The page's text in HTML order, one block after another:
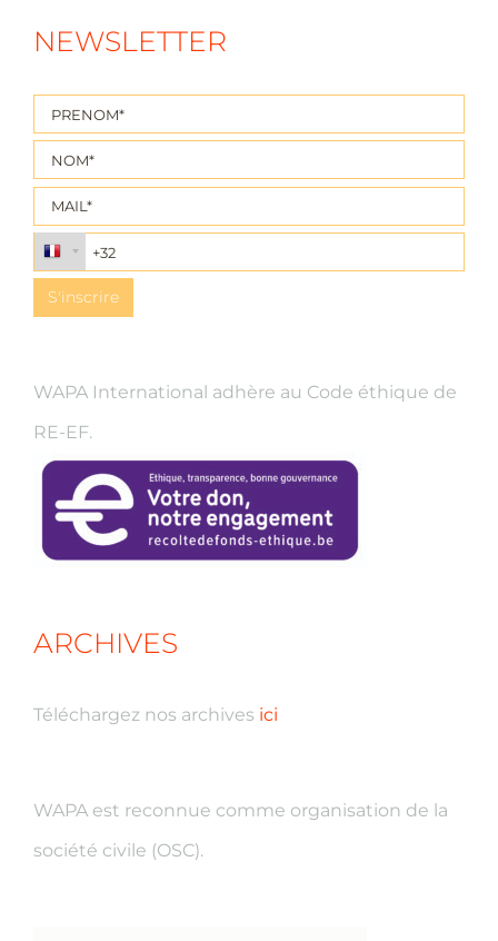
NEWSLETTER
WAPA International adhère au Code éthique de
RE-EF.
ARCHIVES
Téléchargez nos archives ici
WAPA est reconnue comme organisation de la
société civile (OSC).